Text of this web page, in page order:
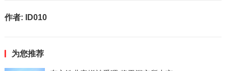
作者: ID010
为您推荐